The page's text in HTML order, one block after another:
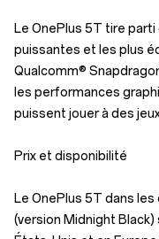
Le OnePlus 5T tire
puissantes et les plus
Qualcomm®
les performances
puissent jouer à des
Prix et disponibilité
Le OnePlus 5T dans
(version Midnight